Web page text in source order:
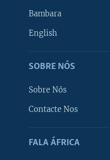
Bambara
English
SOBRE NÓS
Sobre Nós
Contacte Nos
FALA ÁFRICA